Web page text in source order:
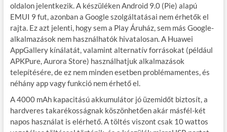
oldalon jelentkezik. A készüléken Android 9.0 (Pie) alapú
EMUI 9 fut, azonban a Google szolgáltatásai nem érhetők el
rajta. Ez azt jelenti, hogy sem a Play Áruház, sem más Google-
alkalmazások nem használhatók hivatalosan. A Huawei
AppGallery kínálatát, valamint alternatív forrásokat (például
APKPure, Aurora Store) használhatjuk alkalmazások
telepítésére, de ez nem minden esetben problémamentes, és
néhány app vagy funkció nem érhető el.
A 4000 mAh kapacitású akkumulátor jó üzemidőt biztosít, a
hardveres takarékosságnak köszönhetően akár másfél-két
napos használat is elérhető. A töltés viszont csak 10 wattos